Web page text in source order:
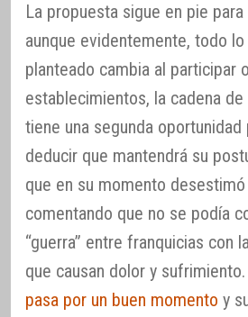
La propuesta sigue en pie para
aunque evidentemente, todo
planteado cambia al participar
establecimientos, la cadena
tiene una segunda
deducir que mantendrá su
que en su momento
comentando que no se podía
“guerra” entre franquicias con
que causan dolor y sufrimiento.
pasa por un buen momento y